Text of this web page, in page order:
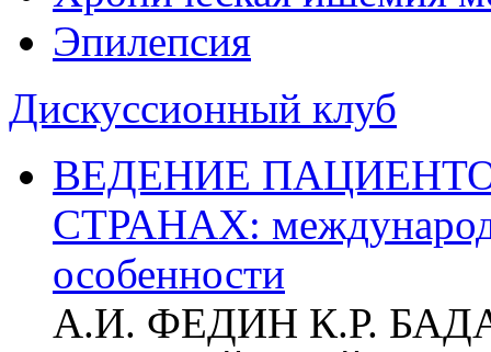
Эпилепсия
Дискуссионный клуб
ВЕДЕНИЕ
СТРАНАХ:
особенности
А.И. ФЕДИН К.Р.